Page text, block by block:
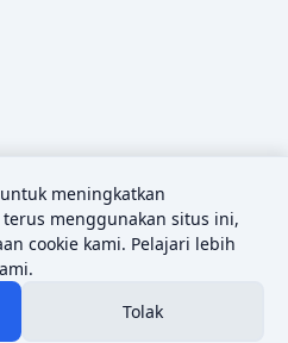
meningkatkan
menggunakan situs ini,
cookie kami. Pelajari lebih
Tolak